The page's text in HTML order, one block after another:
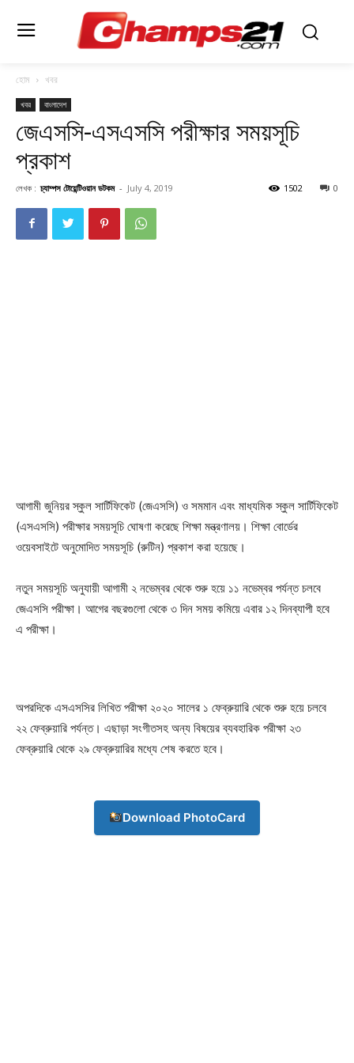
হোম খবর
খবর বাংলাদেশ
জেএসসি-এসএসসি পরীক্ষার সময়সূচি
প্রকাশ
লেখক : চ্যাম্পস টোয়েন্টিওয়ান ডটকম - July 4, 2019 0
1502
আগামী জুনিয়র স্কুল সার্টিফিকেট (জেএসসি) ও সমমান এবং মাধ্যমিক স্কুল সার্টিফিকেট
(এসএসসি) পরীক্ষার সময়সূচি ঘোষণা করেছে শিক্ষা মন্ত্রণালয়। শিক্ষা বোর্ডের
ওয়েবসাইটে অনুমোদিত সময়সূচি (রুটিন) প্রকাশ করা হয়েছে।
নতুন সময়সূচি অনুযায়ী আগামী ২ নভেম্বর থেকে শুরু হয়ে ১১ নভেম্বর পর্যন্ত চলবে
জেএসসি পরীক্ষা। আগের বছরগুলো থেকে ৩ দিন সময় কমিয়ে এবার ১২ দিনব্যাপী হবে
এ পরীক্ষা।
অপরদিকে এসএসসির লিখিত পরীক্ষা ২০২০ সালের ১ ফেব্রুয়ারি থেকে শুরু হয়ে চলবে
২২ ফেব্রুয়ারি পর্যন্ত। এছাড়া সংগীতসহ অন্য বিষয়ের ব্যবহারিক পরীক্ষা ২৩
ফেব্রুয়ারি থেকে ২৯ ফেব্রুয়ারির মধ্যে শেষ করতে হবে।
Download PhotoCard